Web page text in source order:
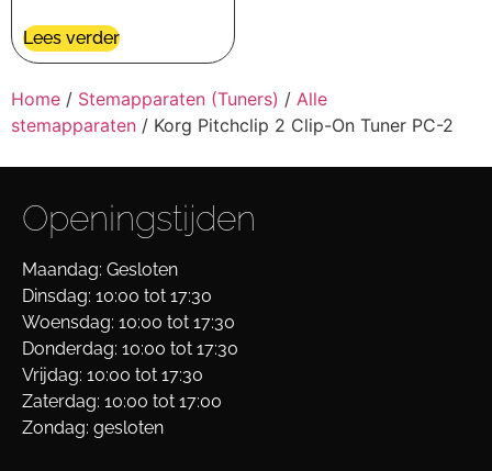
Lees verder
Home / Stemapparaten (Tuners) / Alle
stemapparaten / Korg Pitchclip 2 Clip-On Tuner PC-2
Openingstijden
Maandag: Gesloten
Dinsdag: 10:00 tot 17:30
Woensdag: 10:00 tot 17:30
Donderdag: 10:00 tot 17:30
Vrijdag: 10:00 tot 17:30
Zaterdag: 10:00 tot 17:00
Zondag: gesloten